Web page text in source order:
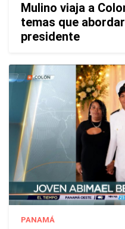
Mulino viaja a
temas que
presidente
PANAMÁ